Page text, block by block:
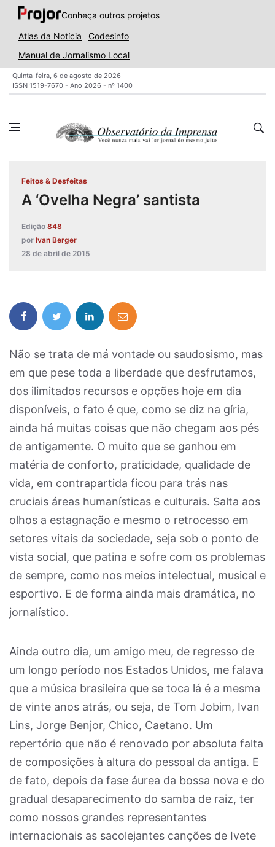
Conheça outros projetos
Atlas da Notícia
Codesinfo
Manual de Jornalismo Local
Quinta-feira, 6 de agosto de 2026
ISSN 1519-7670 - Ano 2026 - nº 1400
Feitos & Desfeitas
A ‘Ovelha Negra’ santista
Edição 848
por Ivan Berger
28 de abril de 2015
Não se trata de má vontade ou saudosismo, mas
em que pese toda a liberdade que desfrutamos,
dos ilimitados recursos e opções hoje em dia
disponíveis, o fato é que, como se diz na gíria,
ainda há muitas coisas que não chegam aos pés
de antigamente. O muito que se ganhou em
matéria de conforto, praticidade, qualidade de
vida, em contrapartida ficou para trás nas
cruciais áreas humanísticas e culturais. Salta aos
olhos a estagnação e mesmo o retrocesso em
setores vitais da sociedade, seja sob o ponto de
vista social, que patina e sofre com os problemas
de sempre, como nos meios intelectual, musical e
esportivo. E de forma ainda mais dramática, no
jornalístico.
Ainda outro dia, um amigo meu, de regresso de
um longo período nos Estados Unidos, me falava
que a música brasileira que se toca lá é a mesma
de vinte anos atrás, ou seja, de Tom Jobim, Ivan
Lins, Jorge Benjor, Chico, Caetano. Um
repertório que não é renovado por absoluta falta
de composições à altura do pessoal da antiga. E
de fato, depois da fase áurea da bossa nova e do
gradual desaparecimento do samba de raiz, ter
como nossos grandes representantes
internacionais as sacolejantes canções de Ivete